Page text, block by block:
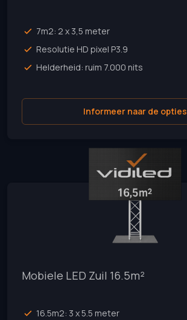
7m2: 2 x 3,5 meter
Resolutie HD pixel P3.9
Helderheid: ruim 7.000 nits
Informeer naar de opties
Mobiele LED Zuil 16.5m²
16.5m2: 3 x 5.5 meter